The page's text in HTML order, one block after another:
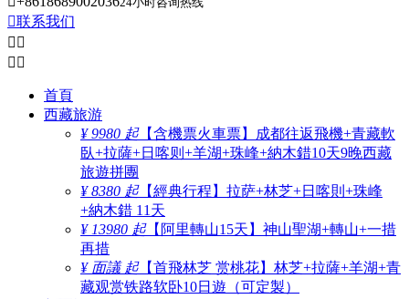
联系我们
 
 
首頁
西藏旅游
¥ 9980 起【含機票火車票】成都往返飛機+青藏軟
臥+拉薩+日喀则+羊湖+珠峰+納木錯10天9晚西藏
旅遊拼團
¥ 8380 起【經典行程】拉萨+林芝+日喀則+珠峰
+納木錯 11天
¥ 13980 起【阿里轉山15天】神山聖湖+轉山+一措
再措
¥ 面議 起【首飛林芝 赏桃花】林芝+拉薩+羊湖+青
藏观赏铁路软卧10日遊（可定製）